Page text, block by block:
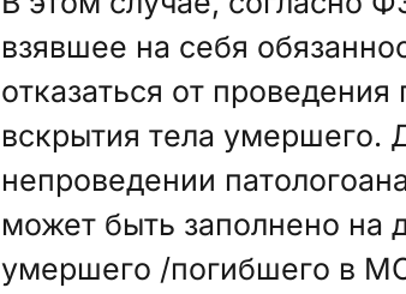
взявшее на себя
отказаться от
вскрытия тела умершего.
непроведении
может быть заполнено на
умершего /погибшего в